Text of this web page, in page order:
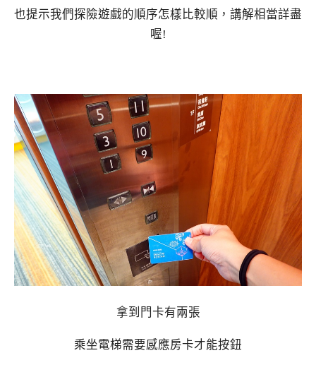
也提示我們探險遊戲的順序怎樣比較順，講解相當詳盡
喔!
拿到門卡有兩張
乘坐電梯需要感應房卡才能按鈕